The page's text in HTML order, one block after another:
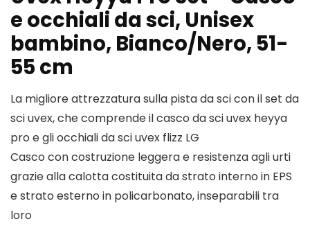
e occhiali da sci, Unisex
bambino, Bianco/Nero, 51-
55 cm
La migliore attrezzatura sulla pista da sci con il set da
sci uvex, che comprende il casco da sci uvex heyya
pro e gli occhiali da sci uvex flizz LG
Casco con costruzione leggera e resistenza agli urti
grazie alla calotta costituita da strato interno in EPS
e strato esterno in policarbonato, inseparabili tra
loro